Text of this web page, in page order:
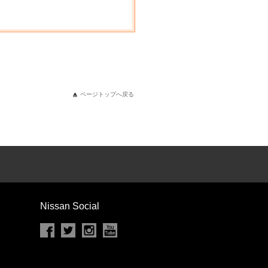
ページトップへ戻る
Nissan Social